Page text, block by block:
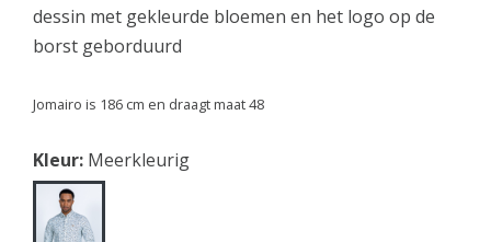
dessin met gekleurde bloemen en het logo op de
borst geborduurd
Jomairo is 186 cm en draagt maat 48
Kleur: Meerkleurig